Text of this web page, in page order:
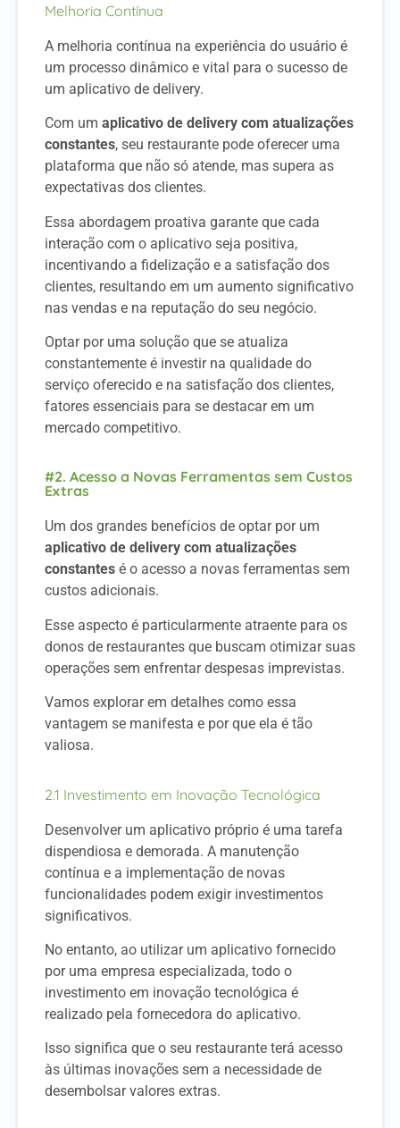
Melhoria Contínua
A melhoria contínua na experiência do usuário é
um processo dinâmico e vital para o sucesso de
um aplicativo de delivery.
Com um aplicativo de delivery com atualizações
constantes, seu restaurante pode oferecer uma
plataforma que não só atende, mas supera as
expectativas dos clientes.
Essa abordagem proativa garante que cada
interação com o aplicativo seja positiva,
incentivando a fidelização e a satisfação dos
clientes, resultando em um aumento significativo
nas vendas e na reputação do seu negócio.
Optar por uma solução que se atualiza
constantemente é investir na qualidade do
serviço oferecido e na satisfação dos clientes,
fatores essenciais para se destacar em um
mercado competitivo.
#2. Acesso a Novas Ferramentas sem Custos
Extras
Um dos grandes benefícios de optar por um
aplicativo de delivery com atualizações
constantes é o acesso a novas ferramentas sem
custos adicionais.
Esse aspecto é particularmente atraente para os
donos de restaurantes que buscam otimizar suas
operações sem enfrentar despesas imprevistas.
Vamos explorar em detalhes como essa
vantagem se manifesta e por que ela é tão
valiosa.
2.1 Investimento em Inovação Tecnológica
Desenvolver um aplicativo próprio é uma tarefa
dispendiosa e demorada. A manutenção
contínua e a implementação de novas
funcionalidades podem exigir investimentos
significativos.
No entanto, ao utilizar um aplicativo fornecido
por uma empresa especializada, todo o
investimento em inovação tecnológica é
realizado pela fornecedora do aplicativo.
Isso significa que o seu restaurante terá acesso
às últimas inovações sem a necessidade de
desembolsar valores extras.